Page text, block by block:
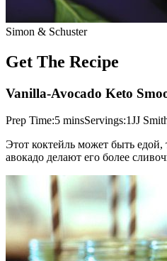
Simon & Schuster
Get The Recipe
Vanilla-Avocado Keto
Prep Time:5 minsServings:1JJ
Этот коктейль может быть
авокадо делают его более